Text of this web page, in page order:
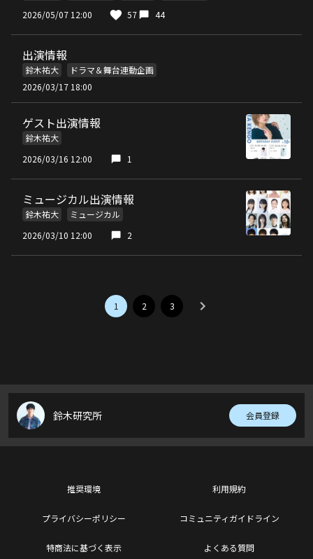
2026/05/07 12:00
57 44
出演情報
鈴木祐大
ドラマ＆舞台連動企画
2026/03/17 18:00
ゲスト出演情報
鈴木祐大
2026/03/16 12:00
1
ミュージカル出演情報
鈴木祐大
ミュージカル
2026/03/10 12:00
2
1 2 3
鈴木研究所 会員登録
推奨環境 利用規約
プライバシーポリシー コミュニティガイドライン
特商法に基づく表示 よくある質問